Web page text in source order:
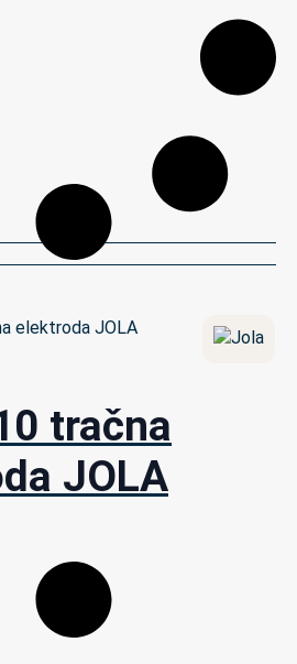
tračna
JOLA